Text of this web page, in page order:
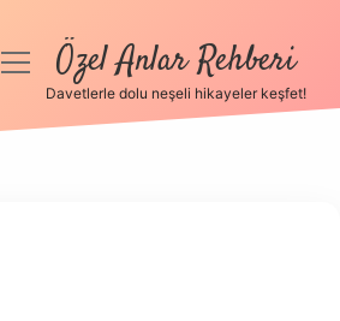
menüyüÖzel Anlar Rehberi
Davetlerle dolu neşeli hikayeler keşfet!